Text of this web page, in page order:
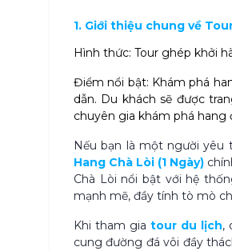
1. Giới thiệu chung về
Hình thức: Tour ghép khởi
Điểm nổi bật: Khám phá
dẫn. Du khách sẽ được
chuyên gia khám phá hang
Nếu bạn là một người yêu
Hang Chà Lòi (1 Ngày)
Chà Lòi nổi bật với hệ
mạnh mẽ, đầy tính tò mò
Khi tham gia tour du lịch,
cung đường đá vôi đầy